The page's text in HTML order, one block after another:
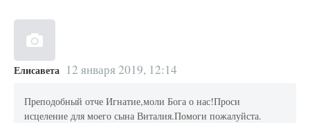
Елисавета 12 января 2019, 12:14
Преподобный отче Игнатие,моли Бога о нас!Проси
исцеление для моего сына Виталия.Помоги пожалуйста.